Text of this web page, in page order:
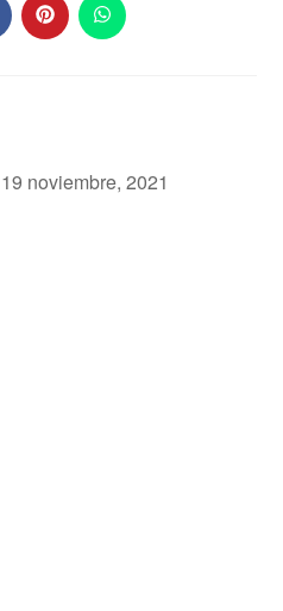
noviembre, 2021